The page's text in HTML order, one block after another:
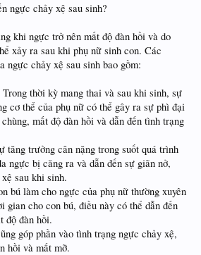
ngực chảy xệ sau sinh?
khi ngực trở nên mất độ đàn hồi và do
xảy ra sau khi phụ nữ sinh con. Các
ngực chảy xệ sau sinh bao gồm:
thời kỳ mang thai và sau khi sinh, sự
cơ thể của phụ nữ có thể gây ra sự phì đại
mất độ đàn hồi và dẫn đến tình trạng
tăng trưởng cân nặng trong suốt quá trình
ngực bị căng ra và dẫn đến sự giãn nở,
sau khi sinh.
bú làm cho ngực của phụ nữ thường xuyên
gian cho con bú, điều này có thể dẫn đến
độ đàn hồi.
góp phần vào tình trạng ngực chảy xệ,
hồi và mất mỡ.